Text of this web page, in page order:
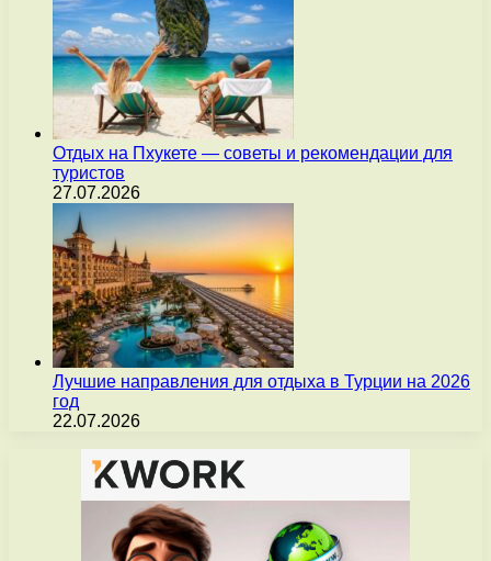
Отдых на Пхукете — советы и рекомендации для
туристов
27.07.2026
Лучшие направления для отдыха в Турции на 2026
год
22.07.2026